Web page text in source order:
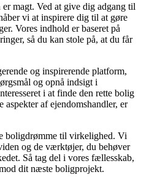
magt. Ved at give dig adgang til
vi at inspirere dig til at gøre
Vores indhold er baseret på
så du kan stole på, at du får
og inspirerende platform,
og opnå indsigt i
i at finde den rette bolig
af ejendomshandler, er
boligdrømme til virkelighed. Vi
og de værktøjer, du behøver
Så tag del i vores fællesskab,
dit næste boligprojekt.